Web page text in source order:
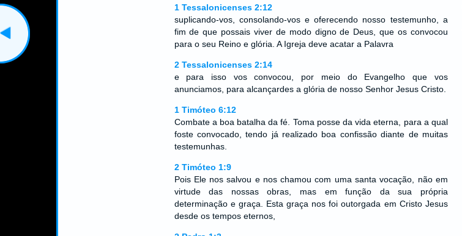
1 Tessalonicenses 2:12
suplicando-vos, consolando-vos e oferecendo nosso testemunho, a
fim de que possais viver de modo digno de Deus, que os convocou
para o seu Reino e glória. A Igreja deve acatar a Palavra
2 Tessalonicenses 2:14
e para isso vos convocou, por meio do Evangelho que vos
anunciamos, para alcançardes a glória de nosso Senhor Jesus Cristo.
1 Timóteo 6:12
Combate a boa batalha da fé. Toma posse da vida eterna, para a qual
foste convocado, tendo já realizado boa confissão diante de muitas
testemunhas.
2 Timóteo 1:9
Pois Ele nos salvou e nos chamou com uma santa vocação, não em
virtude das nossas obras, mas em função da sua própria
determinação e graça. Esta graça nos foi outorgada em Cristo Jesus
desde os tempos eternos,